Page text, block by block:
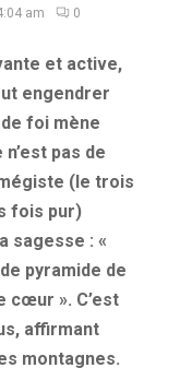
am 0
et active,
engendrer
foi mène
pas de
(le trois
fois pur)
sagesse : «
pyramide de
cœur ». C’est
affirmant
montagnes.